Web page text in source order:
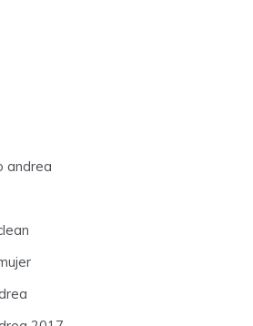
andrea